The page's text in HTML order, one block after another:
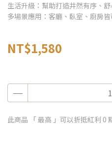
生活升級：幫助打造井然有序、
多場景應用：客廳、臥室、廚房皆
NT$1,580
此商品 「 最高 」可以折抵紅利 0